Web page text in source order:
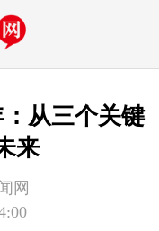
从三个关键
来
网